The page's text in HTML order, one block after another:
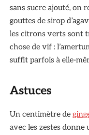
sans sucre ajouté, on
gouttes de sirop
les citrons verts sont
chose de vif :
suffit parfois à elle-
Astuces
Un centimètre de
avec les zestes